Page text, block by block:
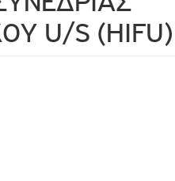
U/S (HIFU)